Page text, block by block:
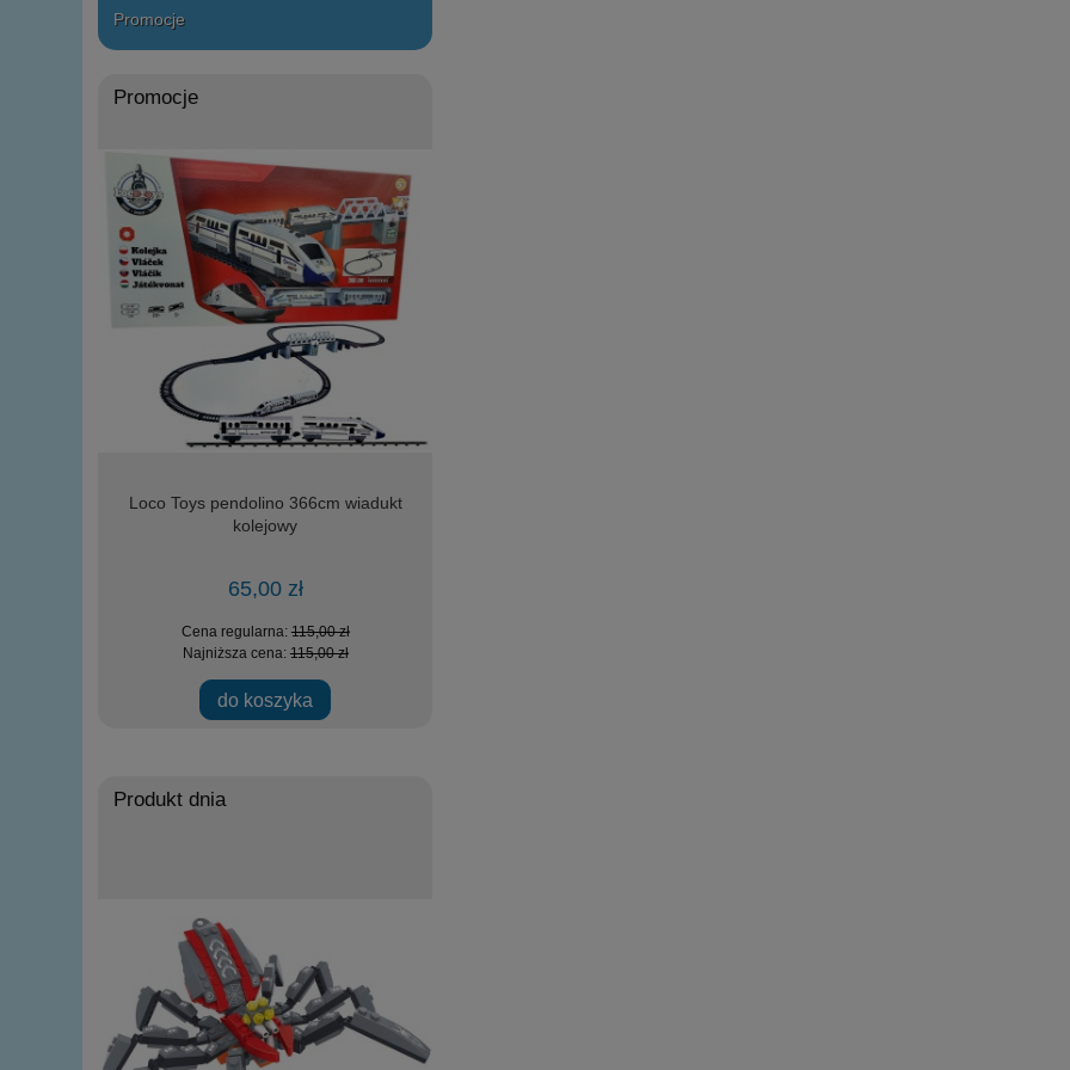
Promocje
Promocje
Loco Toys pendolino 366cm wiadukt
kolejowy
65,00 zł
Cena regularna: 115,00 zł
Najniższa cena: 115,00 zł
do koszyka
Produkt dnia